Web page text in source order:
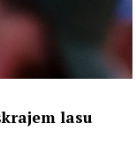
lasu